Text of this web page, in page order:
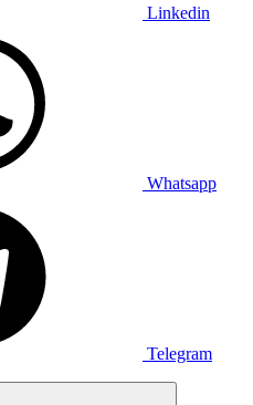
Linkedin
Whatsapp
Telegram